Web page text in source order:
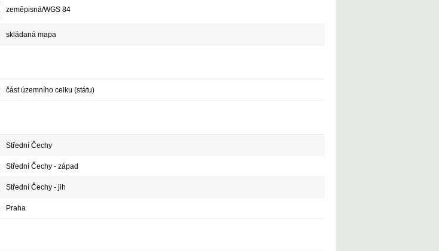
zeměpisná/WGS 84
skládaná mapa
část územního celku (státu)
Střední Čechy
Střední Čechy - západ
Střední Čechy - jih
Praha